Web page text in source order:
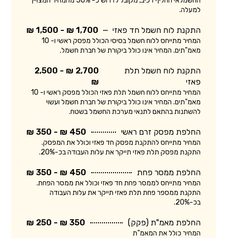
למעלה.
התקנת לוח חשמל חד פאזי 1,700 ₪ - 1,500 ₪
המחיר מתייחס ללוח חשמל בסיסי הכולל מפסק ראשי ו- 10
מאמ"תים. המחיר אינו כולל ביקורת של חברת חשמל.
התקנת לוח חשמל תלת
פאזי
2,700 ₪ - 2,500
₪
המחיר מתייחס ללוח חשמל תלת פאזי הכולל מפסק ראשי ו- 10
מאמ"תים. המחיר אינו כולל ביקורת של חברת חשמל ועשוי
להשתנות בהתאם לתנאי מערכת החשמל בשטח.
החלפת מפסק זרם ראשי 450 ₪ - 350 ₪
המחיר מתייחס להתקנת מפסק חד פאזי וכולל את המפסק.
התקנת מפסק תלת פאזי תייקר את עלות העבודה בכ-20%.
החלפת ממסר פחת 450 ₪ - 350 ₪
המחיר מתייחס לממסר פחת חד פאזי וכולל את ממסר הפחת.
התקנת ממספר פחת תלת פאזי תייקר את עלות העבודה
בכ-20%.
החלפת מאמ"ת (פקק) 350 ₪ - 250 ₪
המחיר כולל את המאמ"ת